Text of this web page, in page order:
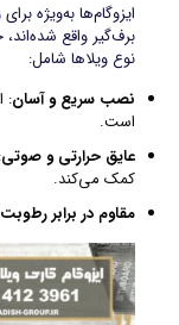
ایزوگام‌ها به‌ویژه
برف‌گیر واقع شده‌اند،
نوع ویلاها شامل:
نصب سریع و آسان:
است.
عایق حرارتی و صوتی
کمک می‌کند.
مقاوم در برابر رطوبت